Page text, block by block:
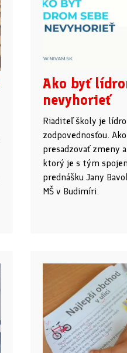
Ako byť
nevyhorieť
Riaditeľ školy je
zodpovednosťou.
presadzovať zmeny
ktorý je s tým
prednášku Jany
MŠ v Budimíri.